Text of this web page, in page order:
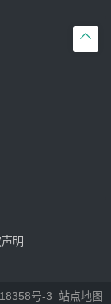

明
号-3 站点地图